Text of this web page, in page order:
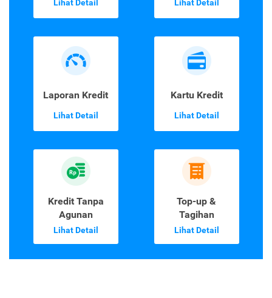
Lihat Detail Lihat Detail
Laporan Kredit
Lihat Detail
Kartu Kredit
Lihat Detail
Kredit Tanpa
Agunan
Lihat Detail
Top-up &
Tagihan
Lihat Detail